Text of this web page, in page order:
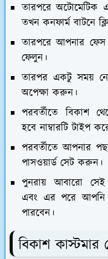
তারপরে অটোমেটিক
তখন কনফার্ম বাটনে
তারপরে আপনার ফেস
ফেলুন।
তারপর একটু সময়
অপেক্ষা করুন।
পরবর্তীতে বিকাশ
হবে নাম্বারটি টাইপ
পরবর্তীতে আপনার
পাসওয়ার্ড সেট করুন।
পুনরায় আবারো
এবং এর পরে আপনি
পারবেন।
বিকাশ কাস্টমার